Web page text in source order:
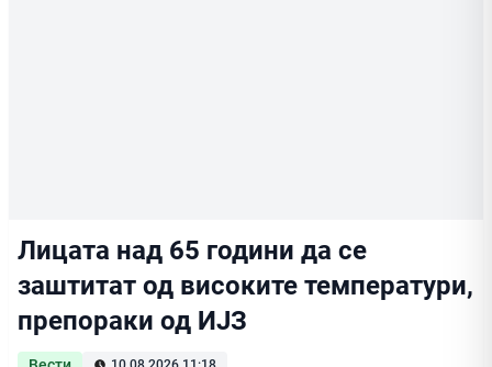
Лицата над 65 години да се
заштитат од високите температури,
препораки од ИЈЗ